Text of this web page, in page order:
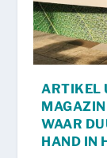
ARTIKEL
WAAR
HAND IN